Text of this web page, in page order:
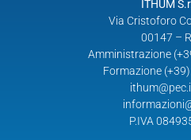
ITHUM
Via Cristoforo
00147 –
Amministrazione
Formazione
P.IVA